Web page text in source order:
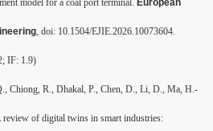
, doi: 10.1504/EJIE.2026.10073604.
IF: 1.9)
Chiong, R., Dhakal, P., Chen, D., Li, D., Ma, H.-
of digital twins in smart industries: